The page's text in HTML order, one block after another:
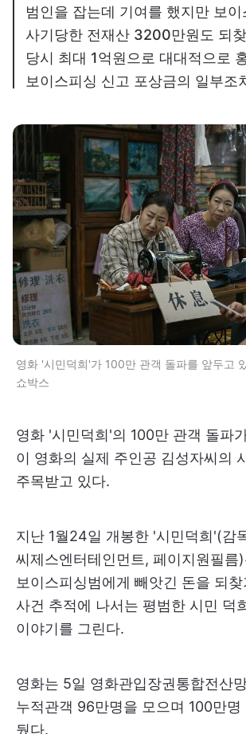
범인을 잡는데 기여를 했지만 보
사기당한 전재산 3200만원도 되
당시 최대 1억원으로 대대적으로
보이스피싱 신고 포상금의 일부조
영화 '시민덕희'가 100만 관객 돌파를 앞두고
쇼박스
영화 '시민덕희'의 100만 관객 돌파
이 영화의 실제 주인공 김성자씨의
주목받고 있다.
지난 1월24일 개봉한 '시민덕희'(감
씨제스엔터테인먼트, 페이지원필름
보이스피싱범에게 빼앗긴 돈을 되
사건 추적에 나서는 평범한 시민 덕
이야기를 그린다.
영화는 5일 영화관입장권통합전산
누적관객 96만명을 모으며 100만명
뒀다.